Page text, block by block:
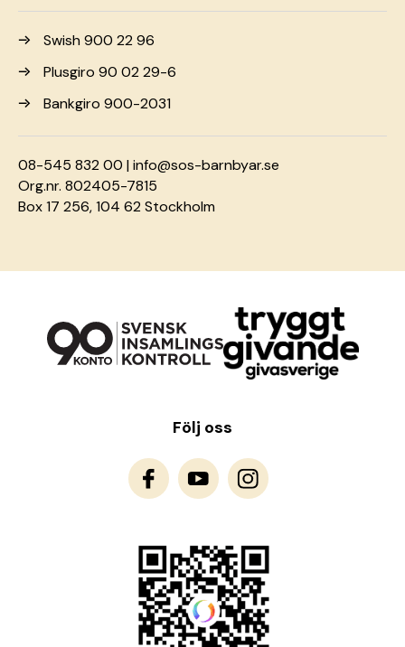
Swish 900 22 96
Plusgiro 90 02 29-6
Bankgiro 900-2031
08-545 832 00 |info@sos-barnbyar.se
Org.nr. 802405-7815
Box 17 256, 104 62 Stockholm
Följ oss